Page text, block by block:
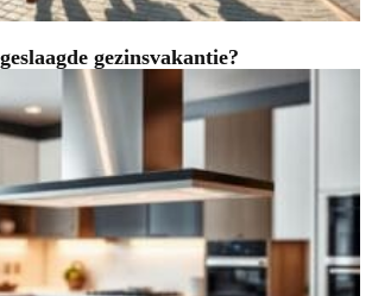
gezinsvakantie?